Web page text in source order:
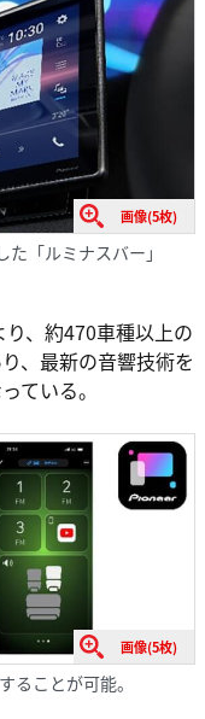
画像(5枚)
「ルミナスバー」
、約470車種以上の
、最新の音響技術を
ている。
画像(5枚)
ることが可能。